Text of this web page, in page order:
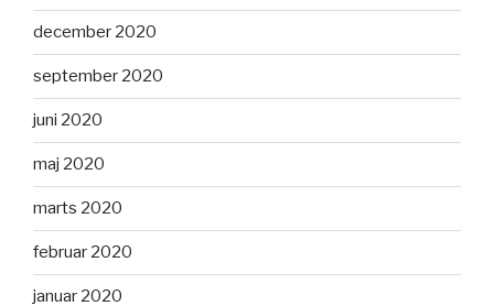
december 2020
september 2020
juni 2020
maj 2020
marts 2020
februar 2020
januar 2020